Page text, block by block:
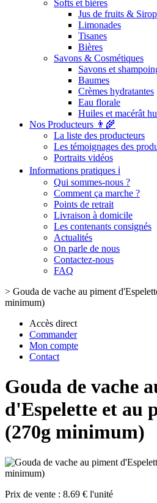
Softs et bières
Jus de fruits &
Limonades
Tisanes
Bières
Savons & Cosmétiques
Savons et
Baumes
Crèmes hydratantes
Eau florale
Huiles et macérât
Nos Producteurs 👨‍🌾
La liste des producteurs
Les témoignages des
Portraits vidéos
Informations pratiques ℹ️
Qui sommes-nous ?
Comment ça marche ?
Points de retrait
Livraison à domicile
Les contenants consignés
Actualités
On parle de nous
Contactez-nous
FAQ
> Gouda de vache au piment
minimum)
Accès direct
Commander
Mon compte
Contact
Gouda de vache
d'Espelette et au
(270g minimum)
Prix de vente : 8.69 € l'unité